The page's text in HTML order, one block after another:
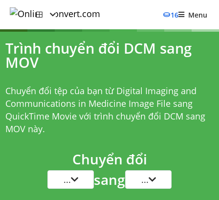
16 Menu
Trình chuyển đổi DCM sang
MOV
Chuyển đổi tệp của bạn từ Digital Imaging and
Communications in Medicine Image File sang
QuickTime Movie với trình chuyển đổi DCM sang
MOVnày.
Chuyển đổi
... sang ...